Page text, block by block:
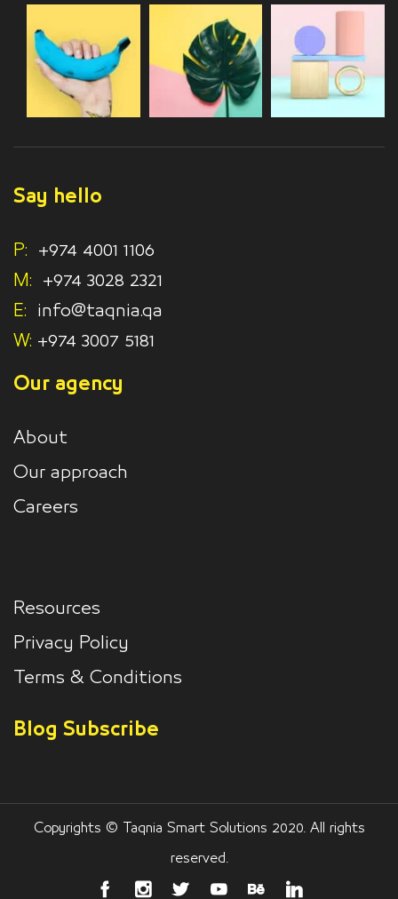
Say hello
P: +974 4001 1106
M:
+974 3028 2321
E:
info@taqnia.qa
W: +974 3007 5181
Our agency
About
Our approach
Careers
Resources
Privacy Policy
Terms & Conditions
Blog Subscribe
Copyrights © Taqnia Smart Solutions 2020. All rights
reserved.